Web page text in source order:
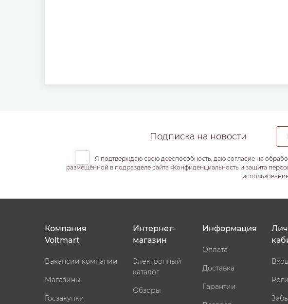
Подписка на новости
Я подтверждаю свою дееспособность, даю согласие на
размещённой в подразделе сайта «Конфиденциальность и защита
Компания
Voltmart
Вакансии компании
Магазины
Госзакупки
Интернет-
магазин
Электронный
каталог
Обзоры
Информация
Оплата
Доставка
Гарантии